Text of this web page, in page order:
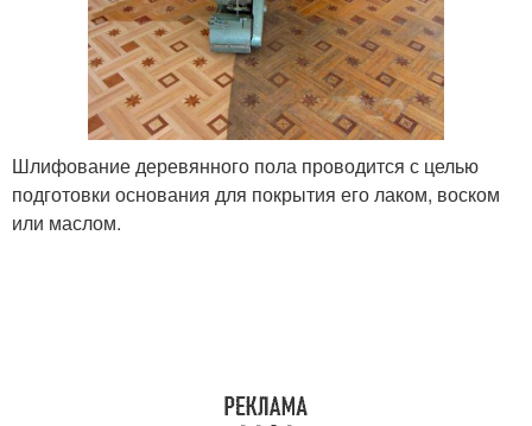
Шлифование деревянного пола проводится с целью
подготовки основания для покрытия его лаком, воском
или маслом.